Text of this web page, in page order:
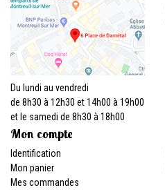
Du lundi au vendredi
de 8h30 à 12h30 et 14h00 à 19h00
et le samedi de 8h30 à 18h00
Mon compte
Identification
Mon panier
Mes commandes